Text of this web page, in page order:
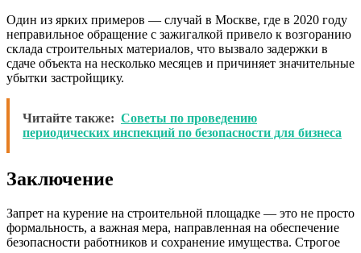
Один из ярких примеров — случай в Москве, где в 2020 году
неправильное обращение с зажигалкой привело к возгоранию
склада строительных материалов, что вызвало задержки в
сдаче объекта на несколько месяцев и причиняет значительные
убытки застройщику.
Читайте также: Советы по проведению
периодических инспекций по безопасности для бизнеса
Заключение
Запрет на курение на строительной площадке — это не просто
формальность, а важная мера, направленная на обеспечение
безопасности работников и сохранение имущества. Строгое